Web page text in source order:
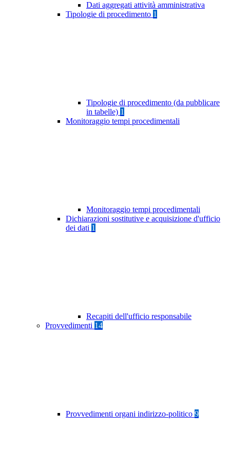
Dati aggregati attività amministrativa
Tipologie di procedimento 1
Tipologie di procedimento (da pubblicare
in tabelle) 1
Monitoraggio tempi procedimentali
Monitoraggio tempi procedimentali
Dichiarazioni sostitutive e acquisizione d'ufficio
dei dati 1
Recapiti dell'ufficio responsabile
Provvedimenti 14
Provvedimenti organi indirizzo-politico 9